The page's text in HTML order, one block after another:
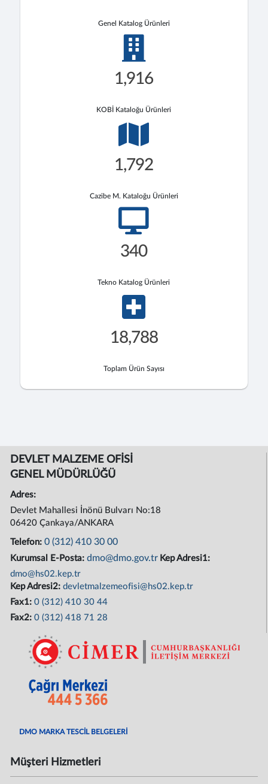
Genel Katalog Ürünleri
1,916
KOBİ Kataloğu Ürünleri
1,792
Cazibe M. Kataloğu Ürünleri
340
Tekno Katalog Ürünleri
18,788
Toplam Ürün Sayısı
DEVLET MALZEME OFİSİ
GENEL MÜDÜRLÜĞÜ
Adres:
Devlet Mahallesi İnönü Bulvarı No:18
06420 Çankaya/ANKARA
Telefon:0 (312) 410 30 00
Kurumsal E-Posta:dmo@dmo.gov.tr Kep Adresi1:
dmo@hs02.kep.tr
Kep Adresi2:devletmalzemeofisi@hs02.kep.tr
Fax1:0 (312) 410 30 44
Fax2:0 (312) 418 71 28
DMO MARKA TESCİL BELGELERİ
Müşteri Hizmetleri